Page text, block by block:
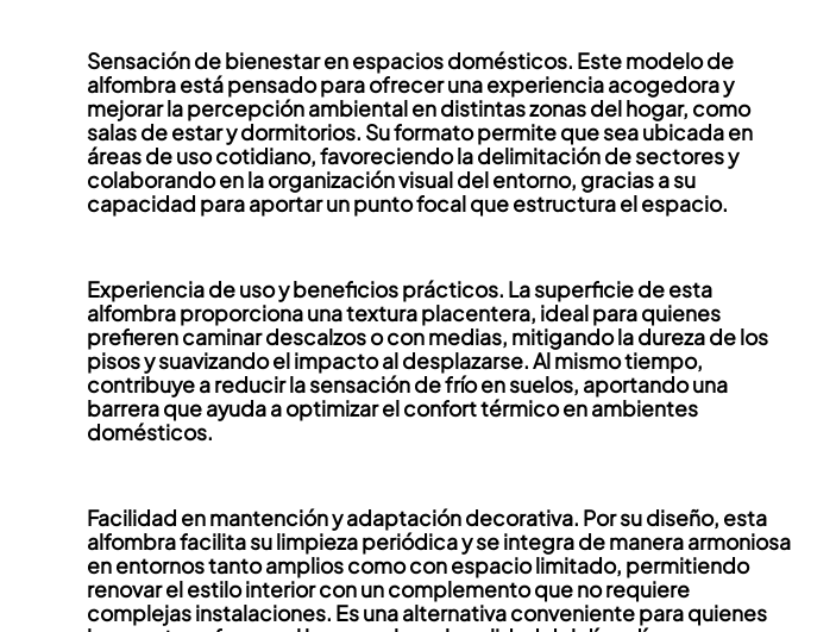
Sensación de bienestar en espacios domésticos. Este modelo de
alfombra está pensado para ofrecer una experiencia acogedora y
mejorar la percepción ambiental en distintas zonas del hogar, como
salas de estar y dormitorios. Su formato permite que sea ubicada en
áreas de uso cotidiano, favoreciendo la delimitación de sectores y
colaborando en la organización visual del entorno, gracias a su
capacidad para aportar un punto focal que estructura el espacio.
Experiencia de uso y beneficios prácticos. La superficie de esta
alfombra proporciona una textura placentera, ideal para quienes
prefieren caminar descalzos o con medias, mitigando la dureza de los
pisos y suavizando el impacto al desplazarse. Al mismo tiempo,
contribuye a reducir la sensación de frío en suelos, aportando una
barrera que ayuda a optimizar el confort térmico en ambientes
domésticos.
Facilidad en mantención y adaptación decorativa. Por su diseño, esta
alfombra facilita su limpieza periódica y se integra de manera armoniosa
en entornos tanto amplios como con espacio limitado, permitiendo
renovar el estilo interior con un complemento que no requiere
complejas instalaciones. Es una alternativa conveniente para quienes